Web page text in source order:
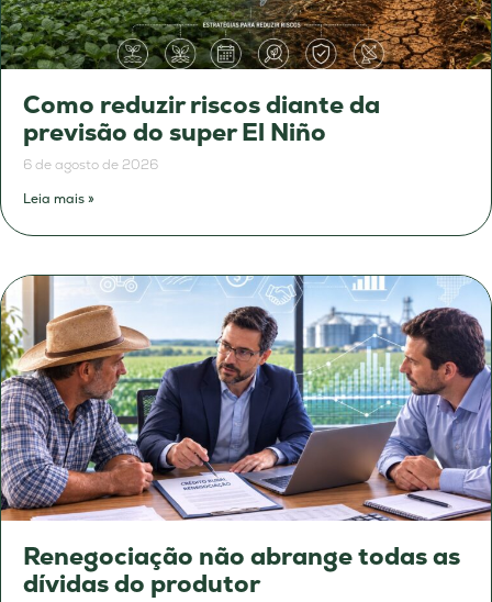
Como reduzir riscos diante da
previsão do super El Niño
6 de agosto de 2026
Leia mais »
Renegociação não abrange todas as
dívidas do produtor